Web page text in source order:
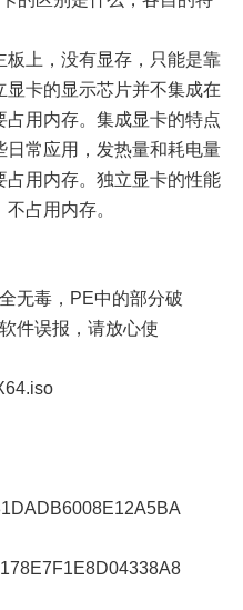
上，没有显存，只能是靠
卡的显示芯片并不集成在
用内存。集成显卡的特点
日常应用，发热量和耗电量
用内存。独立显卡的性能
占用内存。
无毒，PE中的部分破
件误报，请放心使